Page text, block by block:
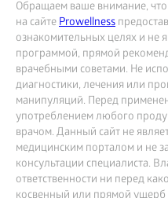
Обращаем ваше внимание,
на сайтеProwellness
ознакомительных целях и не
программой, прямой
врачебными советами. Не
диагностики, лечения или
манипуляций. Перед
употреблением любого
врачом. Данный сайт не
медицинским порталом и не
консультации специалиста.
ответственности ни перед